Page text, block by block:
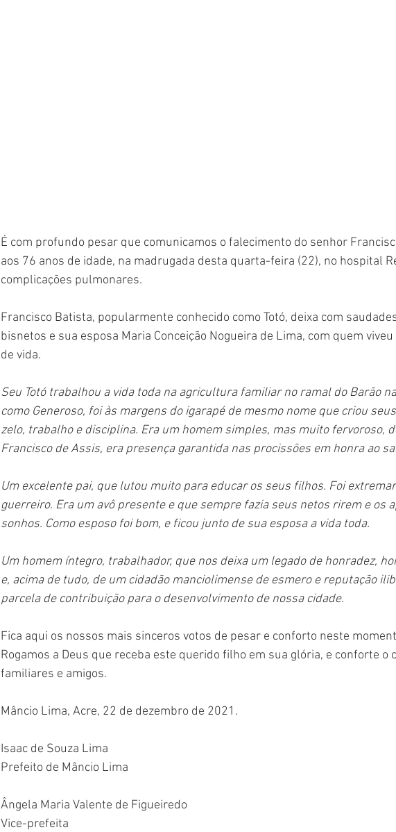
É com profundo pesar que comunicamos o falecimento do senhor
aos 76 anos de idade, na madrugada desta quarta-feira (22), no hospital
complicações pulmonares.
Francisco Batista, popularmente conhecido como Totó, deixa com
bisnetos e sua esposa Maria Conceição Nogueira de Lima, com quem
de vida.
Seu Totó trabalhou a vida toda na agricultura familiar no ramal do Barão
como Generoso, foi às margens do igarapé de mesmo nome que criou
zelo, trabalho e disciplina. Era um homem simples, mas muito fervoroso,
Francisco de Assis, era presença garantida nas procissões em honra ao
Um excelente pai, que lutou muito para educar os seus filhos. Foi
guerreiro. Era um avô presente e que sempre fazia seus netos rirem e os
sonhos. Como esposo foi bom, e ficou junto de sua esposa a vida toda.
Um homem íntegro, trabalhador, que nos deixa um legado de honradez,
e, acima de tudo, de um cidadão manciolimense de esmero e reputação
parcela de contribuição para o desenvolvimento de nossa cidade.
Fica aqui os nossos mais sinceros votos de pesar e conforto neste
Rogamos a Deus que receba este querido filho em sua glória, e conforte o
familiares e amigos.
Mâncio Lima, Acre, 22 de dezembro de 2021.
Isaac de Souza Lima
Prefeito de Mâncio Lima
Ângela Maria Valente de Figueiredo
Vice-prefeita